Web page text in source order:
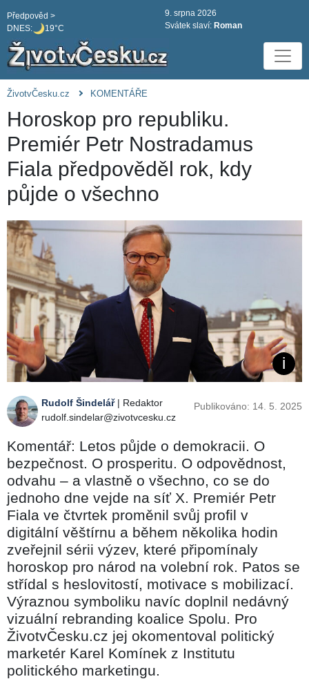
DNES: 19°C
Předpověd >
9. srpna 2026
Svátek slaví: Roman
ŽivotvČesku.cz KOMENTÁŘE
Horoskop pro republiku.
Premiér Petr Nostradamus
Fiala předpověděl rok, kdy
půjde o všechno
Rudolf Šindelář| Redaktor
rudolf.sindelar@zivotvcesku.cz
Publikováno: 14. 5. 2025
Komentář: Letos půjde o demokracii. O
bezpečnost. O prosperitu. O odpovědnost,
odvahu – a vlastně o všechno, co se do
jednoho dne vejde na síť X. Premiér Petr
Fiala ve čtvrtek proměnil svůj profil v
digitální věštírnu a během několika hodin
zveřejnil sérii výzev, které připomínaly
horoskop pro národ na volební rok. Patos se
střídal s heslovitostí, motivace s mobilizací.
Výraznou symboliku navíc doplnil nedávný
vizuální rebranding koalice Spolu. Pro
ŽivotvČesku.cz jej okomentoval politický
marketér Karel Komínek z Institutu
politického marketingu.